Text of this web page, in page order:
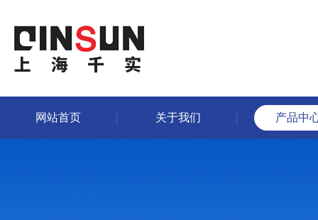
网站首页 关于我们 产品中